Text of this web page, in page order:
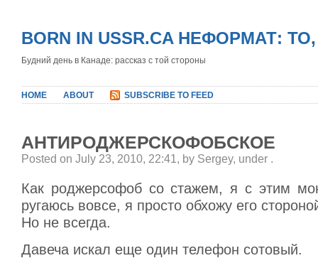
BORN IN USSR.CA НЕФОРМАТ:
Будний день в Канаде: рассказ с той стороны
HOME ABOUT SUBSCRIBE TO FEED
АНТИРОДЖЕРСКОФОБСКОЕ
Posted on July 23, 2010, 22:41, by Sergey, under .
Как роджерсофоб со стажем, я с этим
ругаюсь вовсе, я просто обхожу его
Но не всегда.
Давеча искал еще один телефон сотовый.